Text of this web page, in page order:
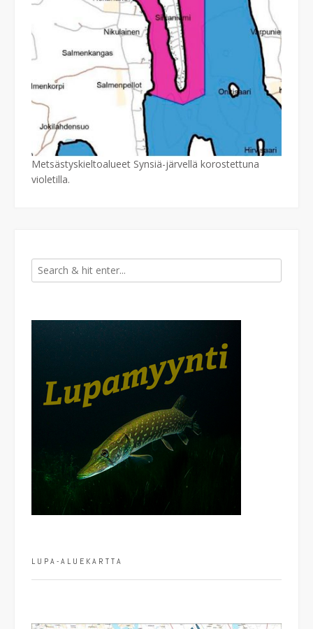
Metsästyskieltoalueet Synsiä-järvellä korostettuna
violetilla.
LUPA-ALUEKARTTA